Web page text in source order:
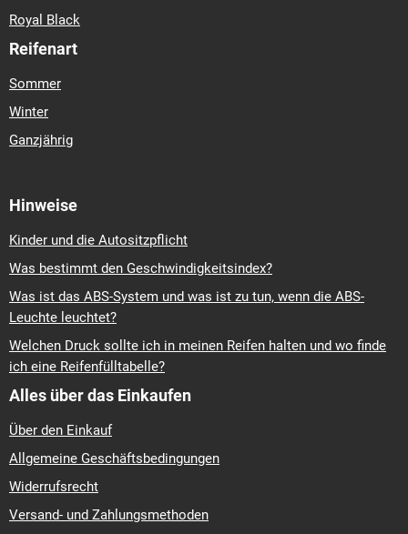
Royal Black
Reifenart
Sommer
Winter
Ganzjährig
Hinweise
Kinder und die Autositzpflicht
Was bestimmt den Geschwindigkeitsindex?
Was ist das ABS-System und was ist zu tun, wenn die ABS-
Leuchte leuchtet?
Welchen Druck sollte ich in meinen Reifen halten und wo finde
ich eine Reifenfülltabelle?
Alles über das Einkaufen
Über den Einkauf
Allgemeine Geschäftsbedingungen
Widerrufsrecht
Versand- und Zahlungsmethoden